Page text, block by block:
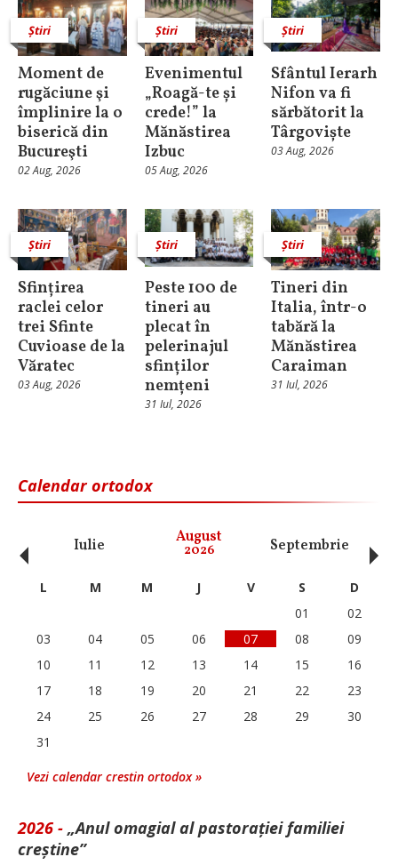
Știri
Moment de
rugăciune şi
împlinire la o
biserică din
Bucureşti
02 Aug, 2026
Știri
Evenimentul
„Roagă-te și
crede!” la
Mănăstirea
Izbuc
05 Aug, 2026
Știri
Sfântul Ierarh
Nifon va fi
sărbătorit la
Târgoviște
03 Aug, 2026
Știri
Sfințirea
raclei celor
trei Sfinte
Cuvioase de la
Văratec
03 Aug, 2026
Știri
Peste 100 de
tineri au
plecat în
pelerinajul
sfinților
nemțeni
31 Iul, 2026
Știri
Tineri din
Italia, într-o
tabără la
Mănăstirea
Caraiman
31 Iul, 2026
Calendar ortodox
Iulie August
2026 Septembrie
‹ L M M J V S
D
01
02
03
04 05 06 07 08
09
10
11 12 13 14 15
16
17
18 19 20 21 22
23
24
25 26 27 28 29
30
31
Vezi calendar crestin ortodox »
2026 - „Anul omagial al pastorației familiei
creștine”